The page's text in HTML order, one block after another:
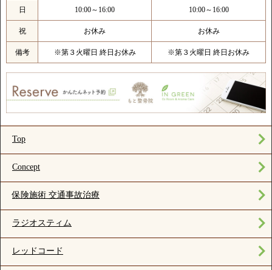
日 10:00～16:00 10:00～16:00
祝 お休み お休み
備考 ※第３火曜日 終日お休み ※第３火曜日 終日お休み
Top
Concept
保険施術 交通事故治療
ラジオスティム
レッドコード